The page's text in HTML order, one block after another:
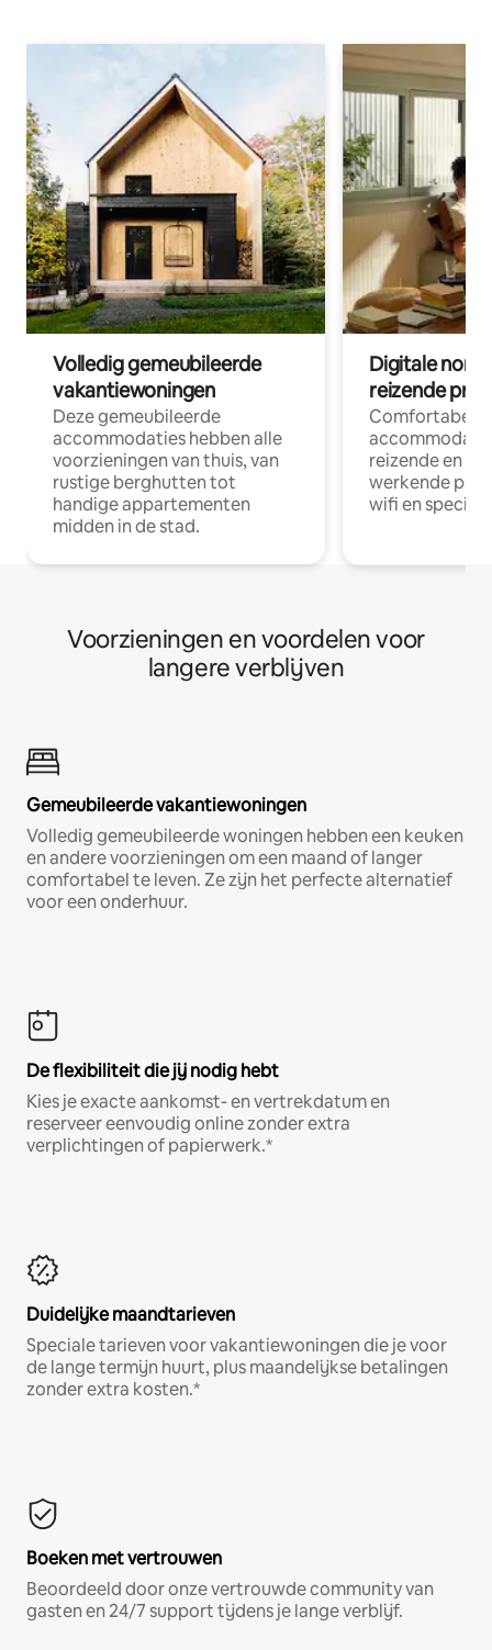
Volledig gemeubileerde
vakantiewoningen
Deze gemeubileerde
accommodaties hebben alle
voorzieningen van thuis, van
rustige berghutten tot
handige appartementen
midden in de stad.
Digitale
reizende
Comfortabele
reizende en
werkende
wifi en
Voorzieningen en voordelen voor
langere verblijven
Gemeubileerde vakantiewoningen
Volledig gemeubileerde woningen hebben een keuken
en andere voorzieningen om een maand of langer
comfortabel te leven. Ze zijn het perfecte alternatief
voor een onderhuur.
De flexibiliteit die jij nodig hebt
Kies je exacte aankomst- en vertrekdatum en
reserveer eenvoudig online zonder extra
verplichtingen of papierwerk.*
Duidelijke maandtarieven
Speciale tarieven voor vakantiewoningen die je voor
de lange termijn huurt, plus maandelijkse betalingen
zonder extra kosten.*
Boeken met vertrouwen
Beoordeeld door onze vertrouwde community van
gasten en 24/7 support tijdens je lange verblijf.